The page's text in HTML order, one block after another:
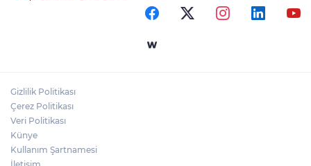
Gizlilik Politikası
Çerez Politikası
Veri Politikası
Künye
Kullanım Şartnamesi